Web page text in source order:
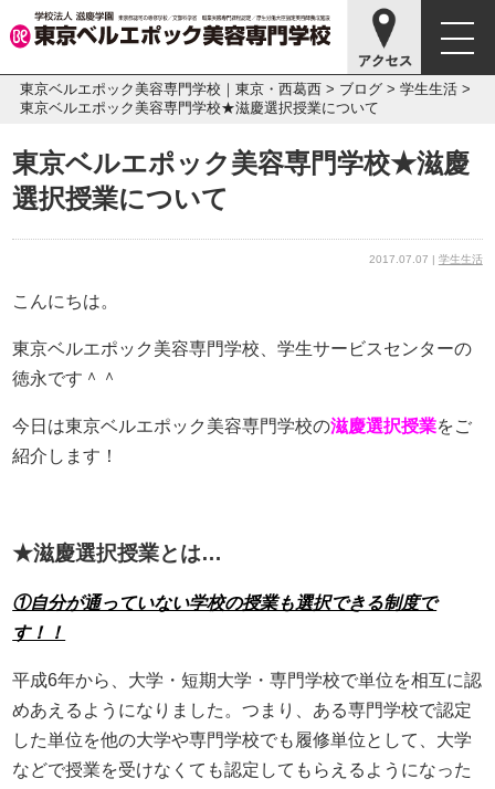
東京ベルエポック美容専門学校｜東京・西葛西> ブログ> 学生生活>
東京ベルエポック美容専門学校★滋慶選択授業について
東京ベルエポック美容専門学校★滋慶
選択授業について
2017.07.07 | 学生生活
こんにちは。
東京ベルエポック美容専門学校、学生サービスセンターの
徳永です＾＾
今日は東京ベルエポック美容専門学校の滋慶選択授業をご
紹介します！
★滋慶選択授業とは…
①自分が通っていない学校の授業も選択できる制度で
す！！
平成6年から、大学・短期大学・専門学校で単位を相互に認
めあえるようになりました。つまり、ある専門学校で認定
した単位を他の大学や専門学校でも履修単位として、大学
などで授業を受けなくても認定してもらえるようになった